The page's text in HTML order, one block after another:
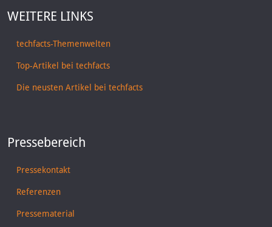
WEITERE LINKS
techfacts-Themenwelten
Top-Artikel bei techfacts
Die neusten Artikel bei techfacts
Pressebereich
Pressekontakt
Referenzen
Pressematerial